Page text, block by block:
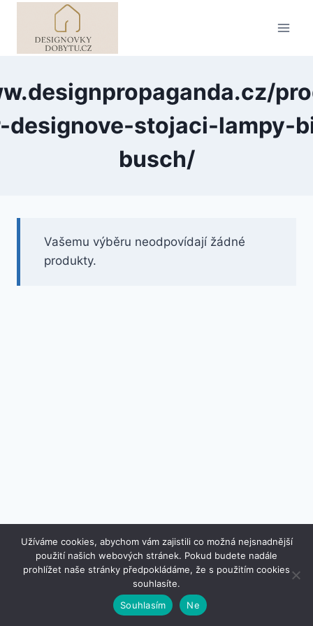
designove-stojaci-lampy-
busch/
Vašemu výběru neodpovídají žádné
produkty.
© 2026 www.designovkydobytu.cz - Šablona pro
WordPress odKadence WP
Užíváme cookies, abychom vám zajistili co možná nejsnadnější
použití našich webových stránek. Pokud budete nadále
prohlížet naše stránky předpokládáme, že s použitím cookies
souhlasíte.
Souhlasím
Ne